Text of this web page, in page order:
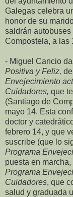
Galegas celebra
honor de su
saldrán
Compostela, a las
- Miguel Cancio
Positiva y Feliz,
Envejecimiento
Cuidadores, que
(Santiago de
mayo 14. Esta
doctor y
febrero 14, y que
suscribe (que lo
Programa
puesta en
Programa
Cuidadores, que
salud y graduada